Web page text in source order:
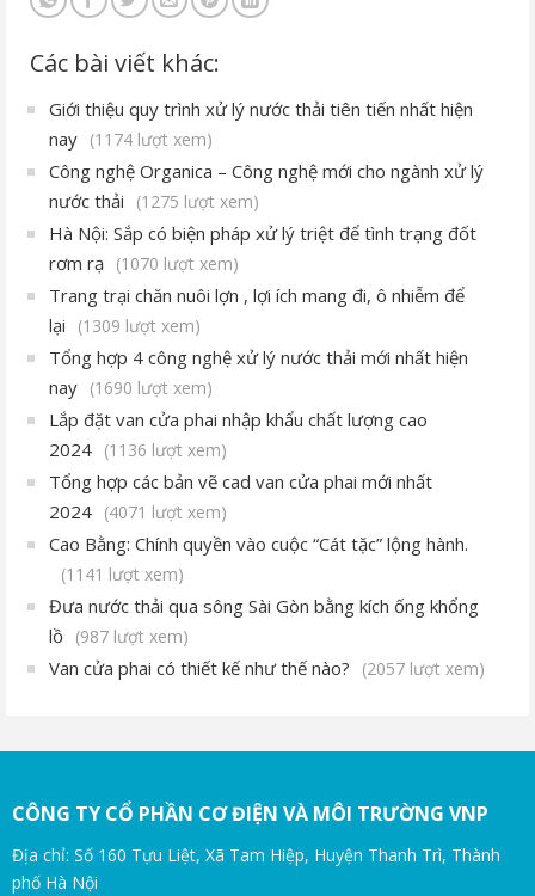
Các bài viết khác:
Giới thiệu quy trình xử lý nước thải tiên tiến nhất hiện
nay (1174 lượt xem)
Công nghệ Organica – Công nghệ mới cho ngành xử lý
nước thải
(1275 lượt xem)
Hà Nội: Sắp có biện pháp xử lý triệt để tình trạng đốt
rơm rạ
(1070 lượt xem)
Trang trại chăn nuôi lợn , lợi ích mang đi, ô nhiễm để
lại
(1309 lượt xem)
Tổng hợp 4 công nghệ xử lý nước thải mới nhất hiện
nay (1690 lượt xem)
Lắp đặt van cửa phai nhập khẩu chất lượng cao
2024 (1136 lượt xem)
Tổng hợp các bản vẽ cad van cửa phai mới nhất
2024 (4071 lượt xem)
Cao Bằng: Chính quyền vào cuộc “Cát tặc” lộng hành.
(1141 lượt xem)
Đưa nước thải qua sông Sài Gòn bằng kích ống khổng
lồ (987 lượt xem)
Van cửa phai có thiết kế như thế nào? (2057 lượt xem)
CÔNG TY CỔ PHẦN CƠ ĐIỆN VÀ MÔI TRƯỜNG VNP
Địa chỉ: Số 160 Tựu Liệt, Xã Tam Hiệp, Huyện Thanh Trì, Thành
phố Hà Nội